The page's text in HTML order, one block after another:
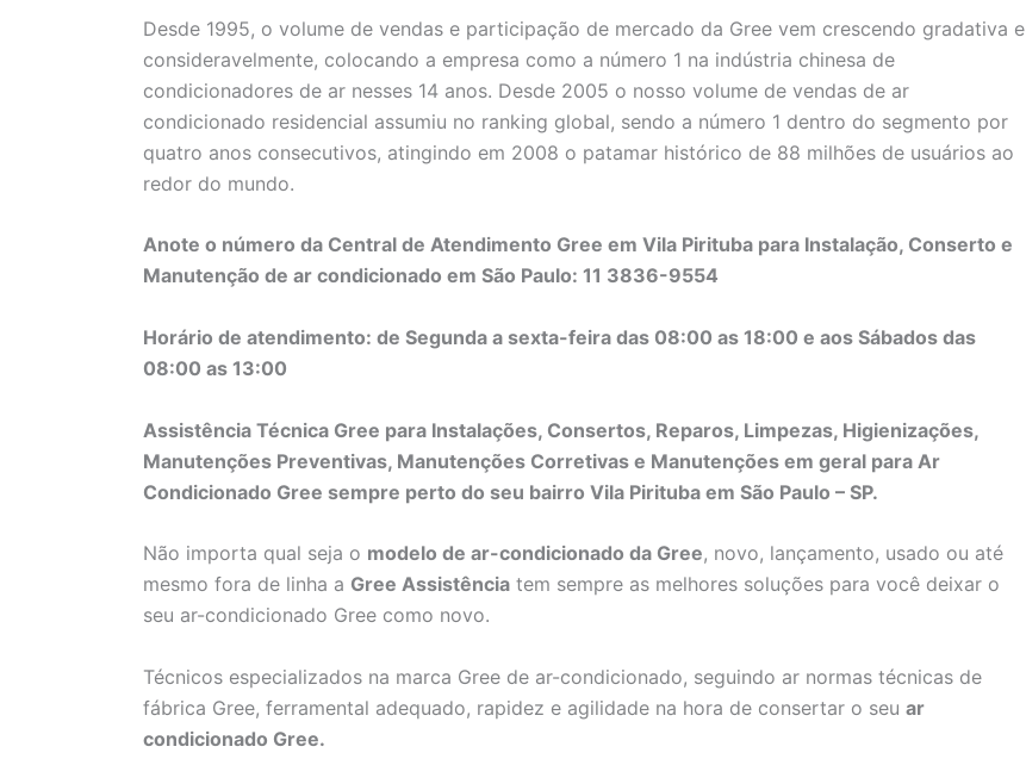
Desde 1995, o volume de vendas e participação de mercado da Gree vem crescendo gradativa e
consideravelmente, colocando a empresa como a número 1 na indústria chinesa de
condicionadores de ar nesses 14 anos. Desde 2005 o nosso volume de vendas de ar
condicionado residencial assumiu no ranking global, sendo a número 1 dentro do segmento por
quatro anos consecutivos, atingindo em 2008 o patamar histórico de 88 milhões de usuários ao
redor do mundo.
Anote o número da Central de Atendimento Gree em Vila Pirituba para Instalação, Conserto e
Manutenção de ar condicionado em São Paulo: 11 3836-9554
Horário de atendimento: de Segunda a sexta-feira das 08:00 as 18:00 e aos Sábados das
08:00 as 13:00
Assistência Técnica Gree para Instalações, Consertos, Reparos, Limpezas, Higienizações,
Manutenções Preventivas, Manutenções Corretivas e Manutenções em geral para Ar
Condicionado Gree sempre perto do seu bairro Vila Pirituba em São Paulo – SP.
Não importa qual seja o modelo de ar-condicionado da Gree, novo, lançamento, usado ou até
mesmo fora de linha a Gree Assistência tem sempre as melhores soluções para você deixar o
seu ar-condicionado Gree como novo.
Técnicos especializados na marca Gree de ar-condicionado, seguindo ar normas técnicas de
fábrica Gree, ferramental adequado, rapidez e agilidade na hora de consertar o seu ar
condicionado Gree.